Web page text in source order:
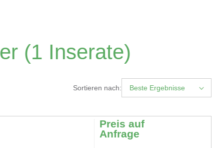
(1 Inserate)
Sortieren nach: Beste Ergebnisse
Preis auf
Anfrage